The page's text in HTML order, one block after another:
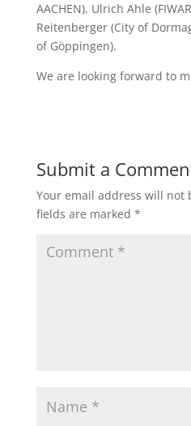
AACHEN), Ulrich Ahle
Reitenberger (City of
of Göppingen).
We are looking forward to
Submit a
Your email address will not
fields are marked *